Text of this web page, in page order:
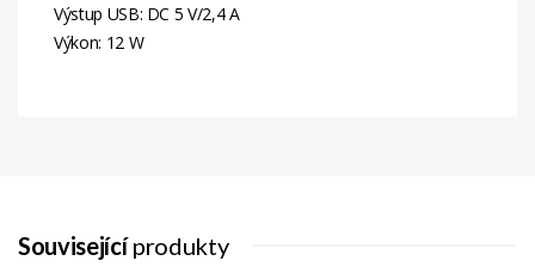
Výstup USB: DC 5 V/2,4 A
Výkon: 12 W
Související produkty